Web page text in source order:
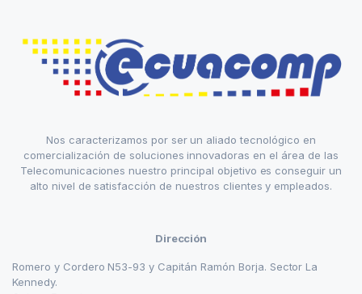
Nos caracterizamos por ser un aliado tecnológico en
comercialización de soluciones innovadoras en el área de las
Telecomunicaciones nuestro principal objetivo es conseguir un
alto nivel de satisfacción de nuestros clientes y empleados.
Dirección
Romero y Cordero N53-93 y Capitán Ramón Borja. Sector La
Kennedy.